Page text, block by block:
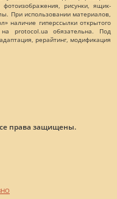
рисунки, ящик-
При использовании материалов,
наличие гиперссылки открытого
protocol.ua обязательна. Под
рерайтинг, модификация
права защищены.